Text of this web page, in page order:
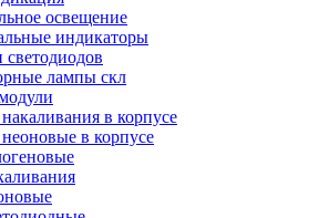
освещение
индикаторы
светодиодов
лампы скл
в корпусе
в корпусе